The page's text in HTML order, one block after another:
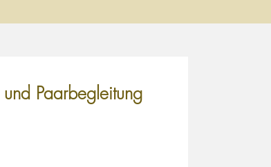
und Paarbegleitung